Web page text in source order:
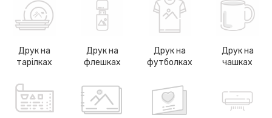
Друк на
тарілках
Друк на
флешках
Друк на
футболках
Друк на
чашках